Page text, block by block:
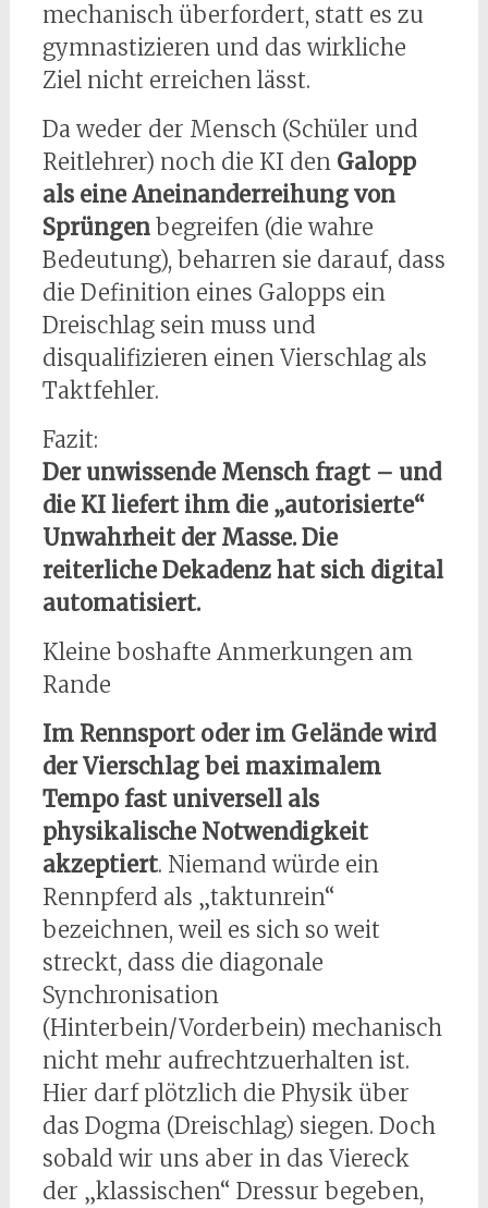
mechanisch überfordert, statt es zu
gymnastizieren und das wirkliche
Ziel nicht erreichen lässt.
Da weder der Mensch (Schüler und
Reitlehrer) noch die KI den Galopp
als eine Aneinanderreihung von
Sprüngenbegreifen (die wahre
Bedeutung), beharren sie darauf, dass
die Definition eines Galopps ein
Dreischlag sein muss und
disqualifizieren einen Vierschlag als
Taktfehler.
Fazit:
Der unwissende Mensch fragt – und
die KI liefert ihm die „autorisierte“
Unwahrheit der Masse. Die
reiterliche Dekadenz hat sich digital
automatisiert.
Kleine boshafte Anmerkungen am
Rande
Im Rennsport oder im Gelände wird
der Vierschlag bei maximalem
Tempo fast universell als
physikalische Notwendigkeit
akzeptiert. Niemand würde ein
Rennpferd als „taktunrein“
bezeichnen, weil es sich so weit
streckt, dass die diagonale
Synchronisation
(Hinterbein/Vorderbein) mechanisch
nicht mehr aufrechtzuerhalten ist.
Hier darf plötzlich die Physik über
das Dogma (Dreischlag) siegen. Doch
sobald wir uns aber in das Viereck
der „klassischen“ Dressur begeben,